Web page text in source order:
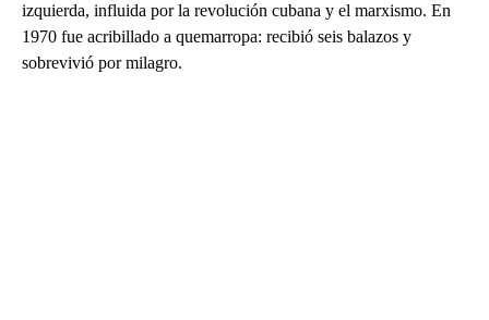
izquierda, influida por la revolución cubana y el marxismo. En
1970 fue acribillado a quemarropa: recibió seis balazos y
sobrevivió por milagro.